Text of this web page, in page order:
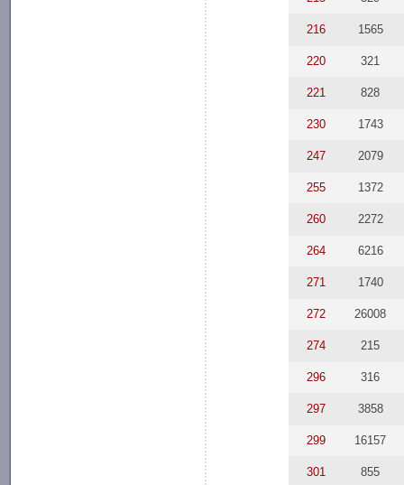
216 1565
220 321
221 828
230 1743
247 2079
255 1372
260 2272
264 6216
271 1740
272 26008
274 215
296 316
297 3858
299 16157
301 855